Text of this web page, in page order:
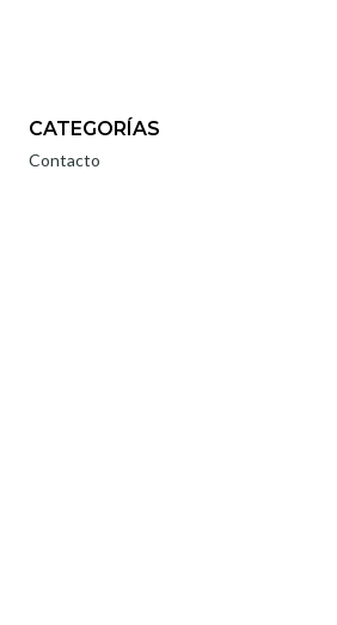
CATEGORÍAS
Contacto